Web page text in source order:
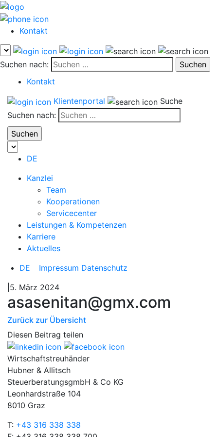
Kontakt
Suchen nach:
Kontakt
Klientenportal
Suche
Suchen nach:
DE
Kanzlei
Team
Kooperationen
Servicecenter
Leistungen & Kompetenzen
Karriere
Aktuelles
DE
Impressum Datenschutz
|5. März 2024
asasenitan@gmx.com
Zurück zur Übersicht
Diesen Beitrag teilen
Wirtschaftstreuhänder
Hubner & Allitsch
SteuerberatungsgmbH & Co KG
Leonhardstraße 104
8010 Graz
T: +43 316 338 338